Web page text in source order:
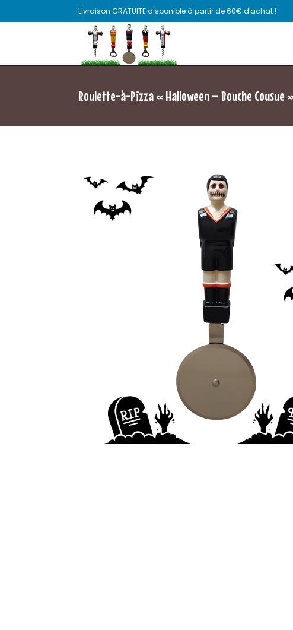
Livraison GRATUITE disponible à partir de 60€ d'achat !
Roulette-à-Pizza « Halloween – Bouche Cousue